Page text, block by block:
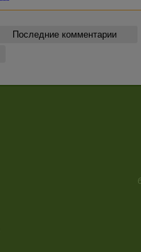
Последние комментарии